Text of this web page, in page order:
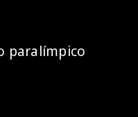
paralímpico